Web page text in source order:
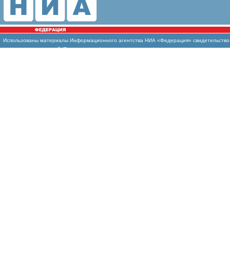
Использованы материалы Информационного агентства НИА «Федерация»
массовых коммуникаций (Роскомнадзор)